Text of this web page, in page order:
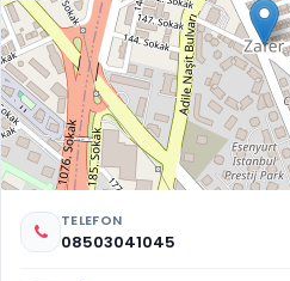
TELEFON
08503041045